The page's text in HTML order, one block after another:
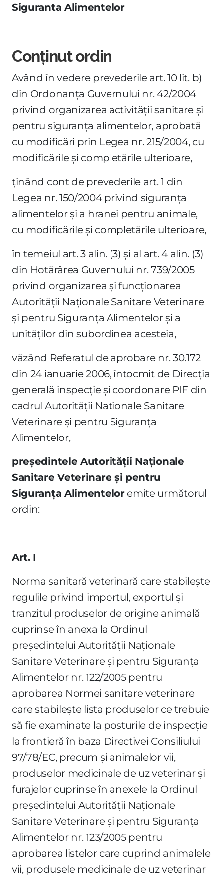
Siguranta Alimentelor
Conținut ordin
Având în vedere prevederile art. 10 lit. b)
din Ordonanţa Guvernului nr. 42/2004
privind organizarea activităţii sanitare şi
pentru siguranţa alimentelor, aprobată
cu modificări prin Legea nr. 215/2004, cu
modificările şi completările ulterioare,
ţinând cont de prevederile art. 1 din
Legea nr. 150/2004 privind siguranţa
alimentelor şi a hranei pentru animale,
cu modificările şi completările ulterioare,
în temeiul art. 3 alin. (3) şi al art. 4 alin. (3)
din Hotărârea Guvernului nr. 739/2005
privind organizarea şi funcţionarea
Autorităţii Naţionale Sanitare Veterinare
şi pentru Siguranţa Alimentelor şi a
unităţilor din subordinea acesteia,
văzând Referatul de aprobare nr. 30.172
din 24 ianuarie 2006, întocmit de Direcţia
generală inspecţie şi coordonare PIF din
cadrul Autorităţii Naţionale Sanitare
Veterinare şi pentru Siguranţa
Alimentelor,
preşedintele Autorităţii Naţionale
Sanitare Veterinare şi pentru
Siguranţa Alimenteloremite următorul
ordin:
Art. I
Norma sanitară veterinară care stabileşte
regulile privind importul, exportul şi
tranzitul produselor de origine animală
cuprinse în anexa la Ordinul
preşedintelui Autorităţii Naţionale
Sanitare Veterinare şi pentru Siguranţa
Alimentelor nr. 122/2005 pentru
aprobarea Normei sanitare veterinare
care stabileşte lista produselor ce trebuie
să fie examinate la posturile de inspecţie
la frontieră în baza Directivei Consiliului
97/78/EC, precum şi animalelor vii,
produselor medicinale de uz veterinar şi
furajelor cuprinse în anexele la Ordinul
preşedintelui Autorităţii Naţionale
Sanitare Veterinare şi pentru Siguranţa
Alimentelor nr. 123/2005 pentru
aprobarea listelor care cuprind animalele
vii, produsele medicinale de uz veterinar